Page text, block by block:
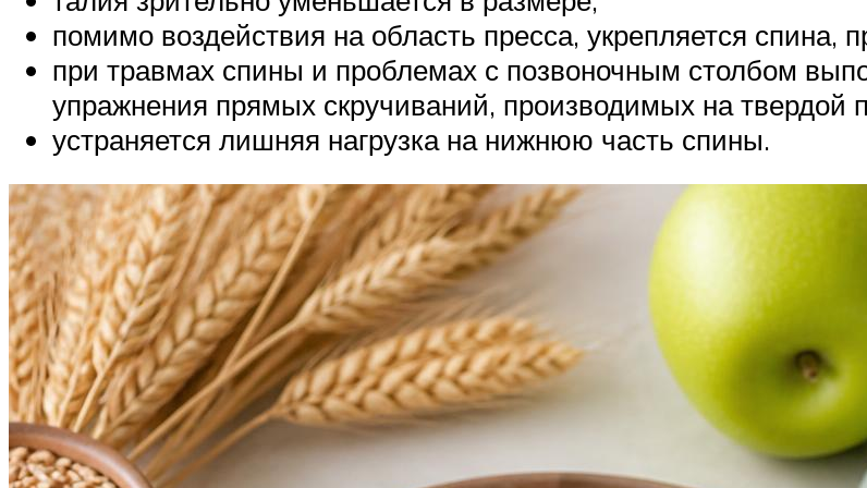
помимо воздействия на область пресса, укрепляется спина,
при травмах спины и проблемах с позвоночным столбом
упражнения прямых скручиваний, производимых на твердой
устраняется лишняя нагрузка на нижнюю часть спины.